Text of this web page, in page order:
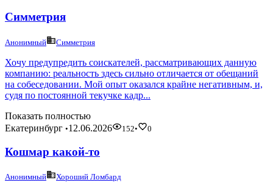
Симметрия
Анонимный Симметрия
Хочу предупредить соискателей, рассматривающих данную
компанию: реальность здесь сильно отличается от обещаний
на собеседовании. Мой опыт оказался крайне негативным, и,
судя по постоянной текучке кадр...
Показать полностью
Екатеринбург •12.06.2026 152• 0
Кошмар какой-то
Анонимный Хороший Ломбард